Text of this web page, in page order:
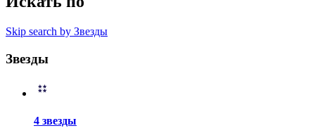
Skip search by Звезды
Звезды
4 звезды